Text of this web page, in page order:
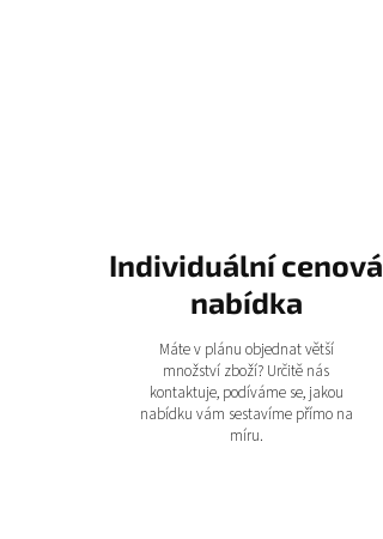
Individuální cenová
nabídka
Máte v plánu objednat větší
množství zboží? Určitě nás
kontaktuje, podíváme se, jakou
nabídku vám sestavíme přímo na
míru.